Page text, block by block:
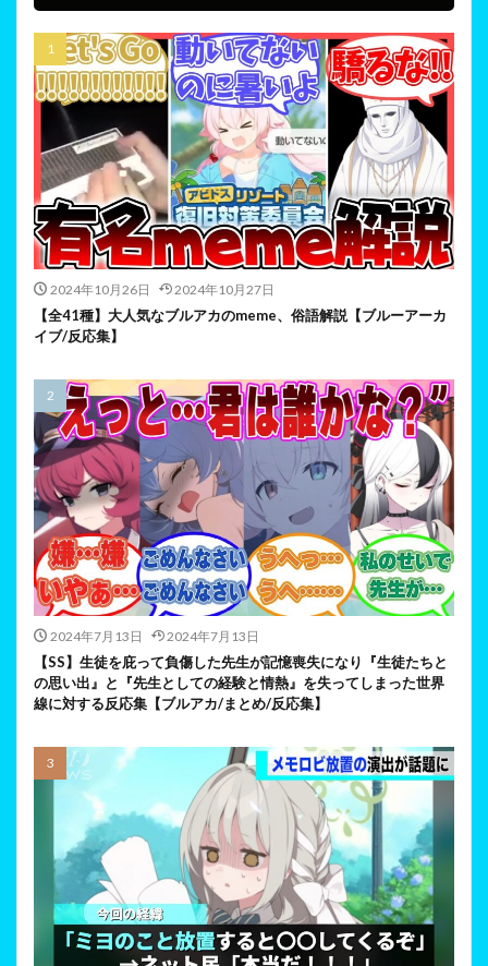
2024年10月26日 2024年10月27日
【全41種】大人気なブルアカのmeme、俗語解説【ブルーアーカ
イブ/反応集】
2024年7月13日 2024年7月13日
【SS】生徒を庇って負傷した先生が記憶喪失になり『生徒たちと
の思い出』と『先生としての経験と情熱』を失ってしまった世界
線に対する反応集【ブルアカ/まとめ/反応集】